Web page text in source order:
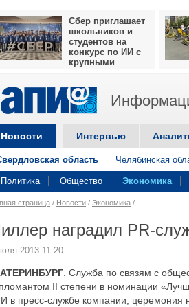
Сбер приглашает
школьников и
студентов на
конкурс по ИИ с
крупными
Новости Интервью
область Челябинская
Политика Общество Экономика
страница / Новости / Экономика /
наградил PR-
2013 11:20
. Служба по связям с
II степени в номинации
в пресс-службе компании, церемония